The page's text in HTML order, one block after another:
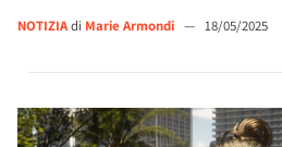
NOTIZIAdi Marie Armondi — 18/05/2025